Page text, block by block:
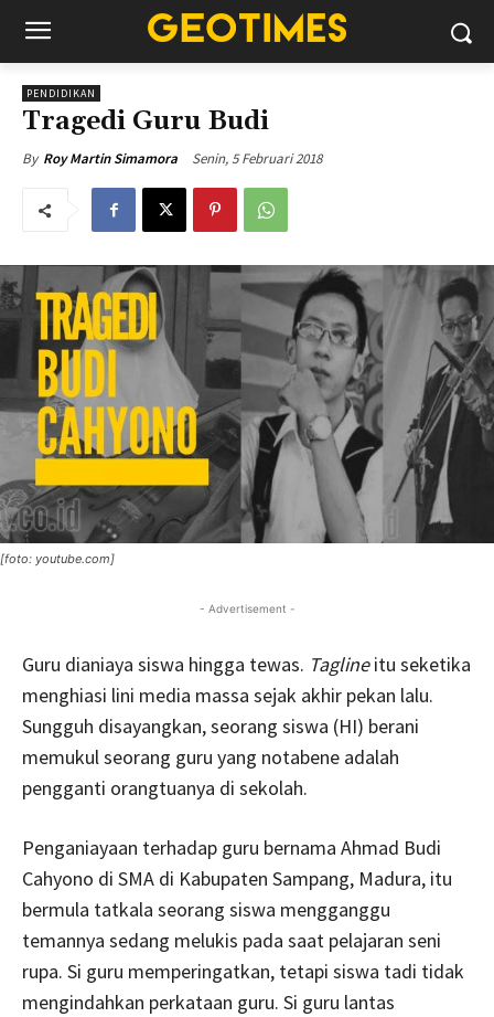
PENDIDIKAN
Tragedi Guru Budi
By Roy Martin Simamora Senin, 5 Februari 2018
[foto: youtube.com]
- Advertisement -
Guru dianiaya siswa hingga tewas. Taglineitu seketika
menghiasi lini media massa sejak akhir pekan lalu.
Sungguh disayangkan, seorang siswa (HI) berani
memukul seorang guru yang notabene adalah
pengganti orangtuanya di sekolah.
Penganiayaan terhadap guru bernama Ahmad Budi
Cahyono di SMA di Kabupaten Sampang, Madura, itu
bermula tatkala seorang siswa mengganggu
temannya sedang melukis pada saat pelajaran seni
rupa. Si guru memperingatkan, tetapi siswa tadi tidak
mengindahkan perkataan guru. Si guru lantas